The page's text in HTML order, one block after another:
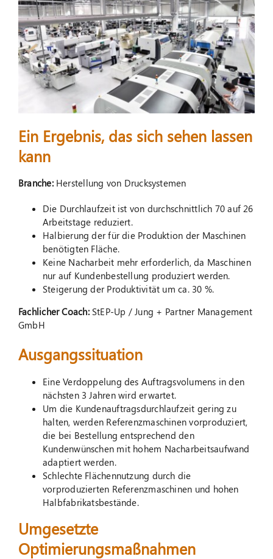
Suche
nach:
Ein Ergebnis, das sich sehen lassen
kann
Branche:Herstellung von Drucksystemen
Die Durchlaufzeit ist von durchschnittlich 70 auf 26
Arbeitstage reduziert.
Halbierung der für die Produktion der Maschinen
benötigten Fläche.
Keine Nacharbeit mehr erforderlich, da Maschinen
nur auf Kundenbestellung produziert werden.
Steigerung der Produktivität um ca. 30 %.
Fachlicher Coach:StEP-Up / Jung + Partner Management
GmbH
Ausgangssituation
Eine Verdoppelung des Auftragsvolumens in den
nächsten 3 Jahren wird erwartet.
Um die Kundenauftragsdurchlaufzeit gering zu
halten, werden Referenzmaschinen vorproduziert,
die bei Bestellung entsprechend den
Kundenwünschen mit hohem Nacharbeitsaufwand
adaptiert werden.
Schlechte Flächennutzung durch die
vorproduzierten Referenzmaschinen und hohen
Halbfabrikatsbestände.
Umgesetzte
Optimierungsmaßnahmen